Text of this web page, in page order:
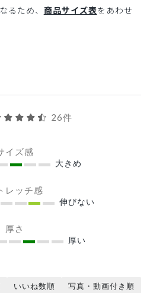
るため、 商品サイズ表をあわせ
26件
イズ感
大きめ
レッチ感
伸びない
厚さ
厚い
いいね数順 写真・動画付き順